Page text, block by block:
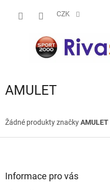
CZK
AMULET
Žádné produkty značkyAMULET
Informace pro vás